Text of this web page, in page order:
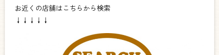
お近くの店舗はこちらから検索
↓↓↓↓↓